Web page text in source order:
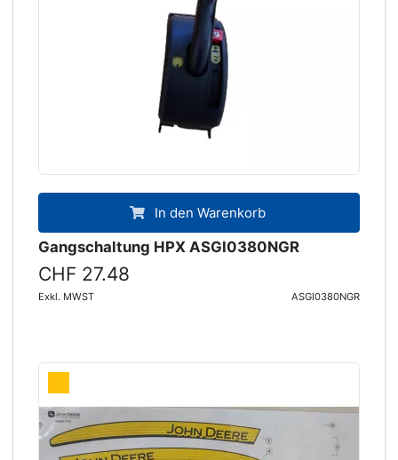
In den Warenkorb
Gangschaltung HPX ASGI0380NGR
CHF 27.48
Exkl. MWST ASGI0380NGR